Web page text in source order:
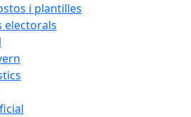
i plantilles
electorals